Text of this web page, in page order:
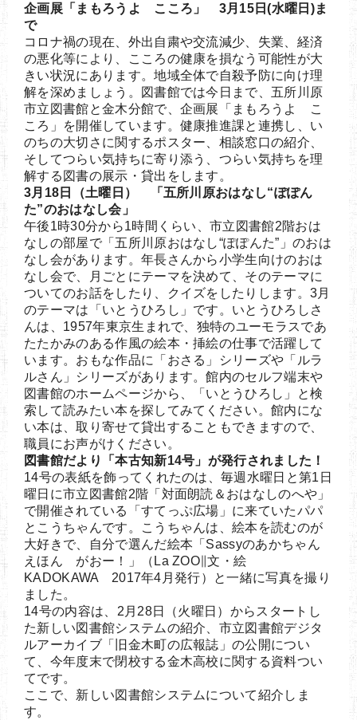
企画展「まもろうよ こころ」 3月15日(水曜日)ま
で
コロナ禍の現在、外出自粛や交流減少、失業、経済
の悪化等により、こころの健康を損なう可能性が大
きい状況にあります。地域全体で自殺予防に向け理
解を深めましょう。図書館では今日まで、五所川原
市立図書館と金木分館で、企画展「まもろうよ こ
ころ」を開催しています。健康推進課と連携し、い
のちの大切さに関するポスター、相談窓口の紹介、
そしてつらい気持ちに寄り添う、つらい気持ちを理
解する図書の展示・貸出をします。
3月18日（土曜日） 「五所川原おはなし“ぽぽん
た”のおはなし会」
午後1時30分から1時間くらい、市立図書館2階おは
なしの部屋で「五所川原おはなし“ぽぽんた”」のおは
なし会があります。年長さんから小学生向けのおは
なし会で、月ごとにテーマを決めて、そのテーマに
ついてのお話をしたり、クイズをしたりします。3月
のテーマは「いとうひろし」です。いとうひろしさ
んは、1957年東京生まれで、独特のユーモラスであ
たたかみのある作風の絵本・挿絵の仕事で活躍して
います。おもな作品に「おさる」シリーズや「ルラ
ルさん」シリーズがあります。館内のセルフ端末や
図書館のホームページから、「いとうひろし」と検
索して読みたい本を探してみてください。館内にな
い本は、取り寄せて貸出することもできますので、
職員にお声がけください。
図書館だより「本古知新14号」が発行されました！
14号の表紙を飾ってくれたのは、毎週水曜日と第1日
曜日に市立図書館2階「対面朗読＆おはなしのへや」
で開催されている「すてっぷ広場」に来ていたパパ
とこうちゃんです。こうちゃんは、絵本を読むのが
大好きで、自分で選んだ絵本「Sassyのあかちゃん
えほん がおー！」（La ZOO∥文・絵
KADOKAWA 2017年4月発行）と一緒に写真を撮り
ました。
14号の内容は、2月28日（火曜日）からスタートし
た新しい図書館システムの紹介、市立図書館デジタ
ルアーカイブ「旧金木町の広報誌」の公開につい
て、今年度末で閉校する金木高校に関する資料つい
てです。
ここで、新しい図書館システムについて紹介しま
す。